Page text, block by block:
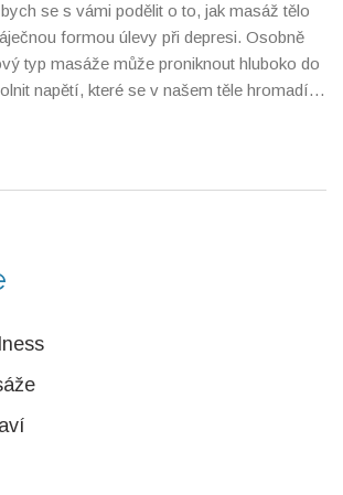
se s vámi podělit o to, jak masáž tělo
formou úlevy při depresi. Osobně
typ masáže může proniknout hluboko do
napětí, které se v našem těle hromadí
obnovit pocit klidu. Navíc mi masáže
bych to každému, kdo hledá nenáročný